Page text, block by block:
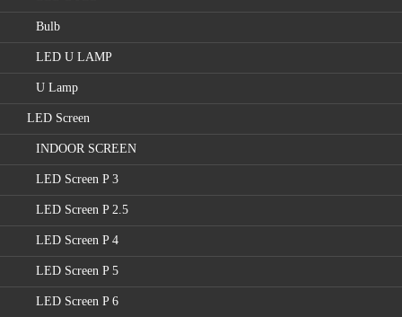
Bulb
LED U LAMP
U Lamp
LED Screen
INDOOR SCREEN
LED Screen P 3
LED Screen P 2.5
LED Screen P 4
LED Screen P 5
LED Screen P 6